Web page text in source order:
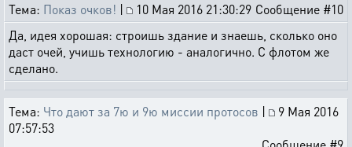
Тема: Показ очков! | 10 Мая 2016 21:30:29 Сообщение #10
Да, идея хорошая: строишь здание и знаешь, сколько оно
даст очей, учишь технологию - аналогично. С флотом же
сделано.
Тема: Что дают за 7ю и 9ю миссии протосов |
9 Мая 2016
07:57:53